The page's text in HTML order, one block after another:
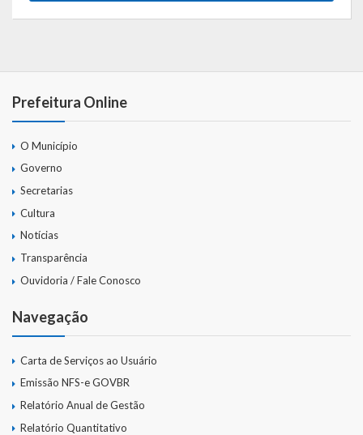
Prefeitura Online
O Município
Governo
Secretarias
Cultura
Notícias
Transparência
Ouvidoria / Fale Conosco
Navegação
Carta de Serviços ao Usuário
Emissão NFS-e GOVBR
Relatório Anual de Gestão
Relatório Quantitativo